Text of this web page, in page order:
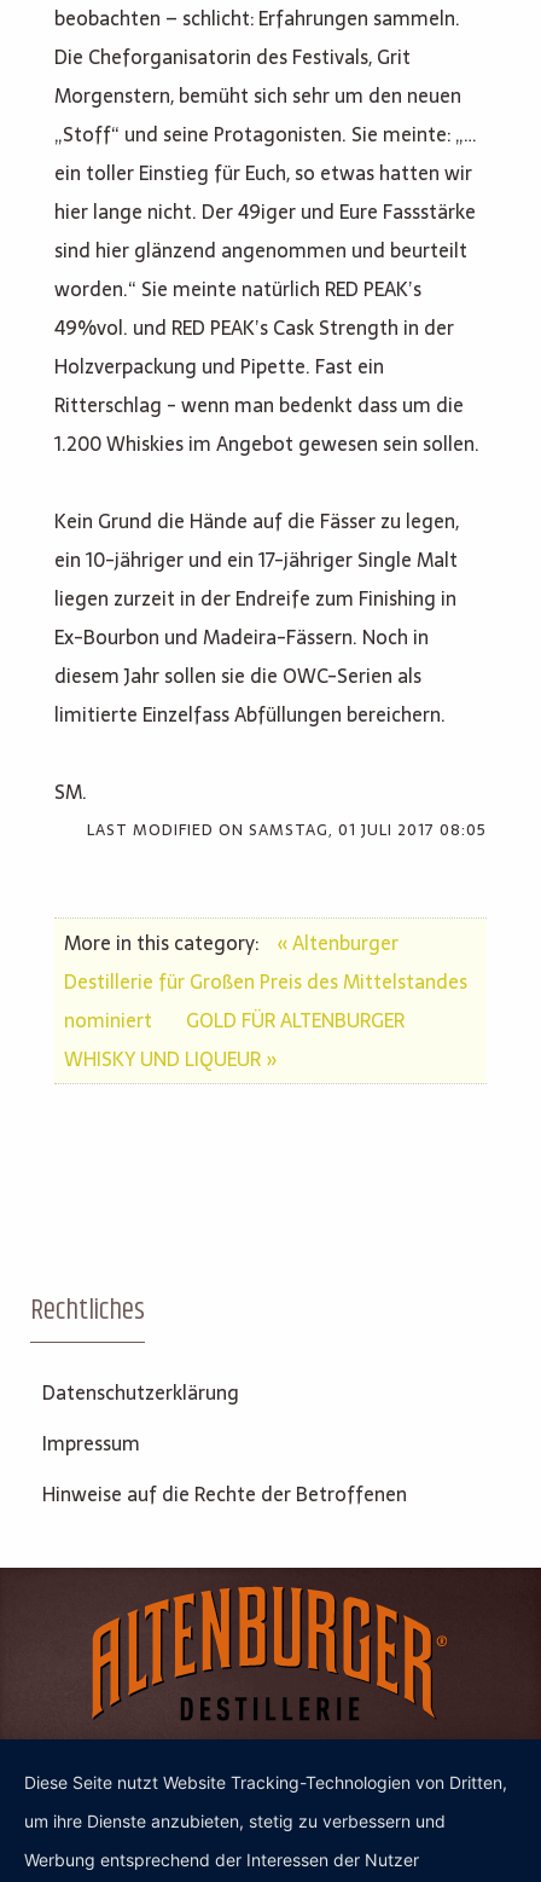
beobachten – schlicht: Erfahrungen sammeln.
Die Cheforganisatorin des Festivals, Grit
Morgenstern, bemüht sich sehr um den neuen
„Stoff“ und seine Protagonisten. Sie meinte: „…
ein toller Einstieg für Euch, so etwas hatten wir
hier lange nicht. Der 49iger und Eure Fassstärke
sind hier glänzend angenommen und beurteilt
worden.“ Sie meinte natürlich RED PEAK’s
49%vol. und RED PEAK’s Cask Strength in der
Holzverpackung und Pipette. Fast ein
Ritterschlag - wenn man bedenkt dass um die
1.200 Whiskies im Angebot gewesen sein sollen.
Kein Grund die Hände auf die Fässer zu legen,
ein 10-jähriger und ein 17-jähriger Single Malt
liegen zurzeit in der Endreife zum Finishing in
Ex-Bourbon und Madeira-Fässern. Noch in
diesem Jahr sollen sie die OWC-Serien als
limitierte Einzelfass Abfüllungen bereichern.
SM.
LAST MODIFIED ON SAMSTAG, 01 JULI 2017 08:05
More in this category:
« Altenburger
Destillerie für Großen Preis des Mittelstandes
nominiert
GOLD FÜR ALTENBURGER
WHISKY UND LIQUEUR »
Rechtliches
Datenschutzerklärung
Impressum
Hinweise auf die Rechte der Betroffenen
Diese Seite nutzt Website Tracking-Technologien von Dritten,
um ihre Dienste anzubieten, stetig zu verbessern und
Werbung entsprechend der Interessen der Nutzer